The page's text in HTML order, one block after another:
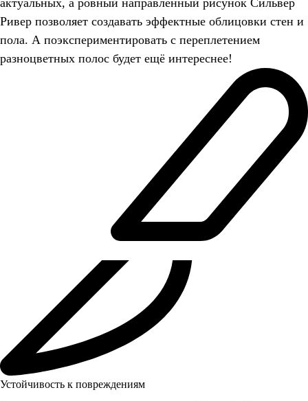
актуальных, а ровный направленный рисунок Сильвер
Ривер позволяет создавать эффектные облицовки стен и
пола. А поэкспериментировать с переплетением
разноцветных полос будет ещё интереснее!
Устойчивость к повреждениям